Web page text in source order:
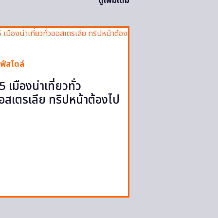
สไตล์
เมืองน่าเที่ยวทั่ว
สเตรเลีย ทริปหน้าต้องไป